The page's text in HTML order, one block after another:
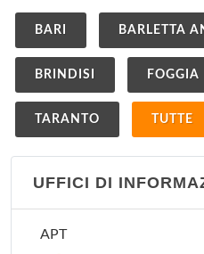
BARI BARLETTA
BRINDISI FOGGIA
TARANTO TUTTE
UFFICI DI
APT